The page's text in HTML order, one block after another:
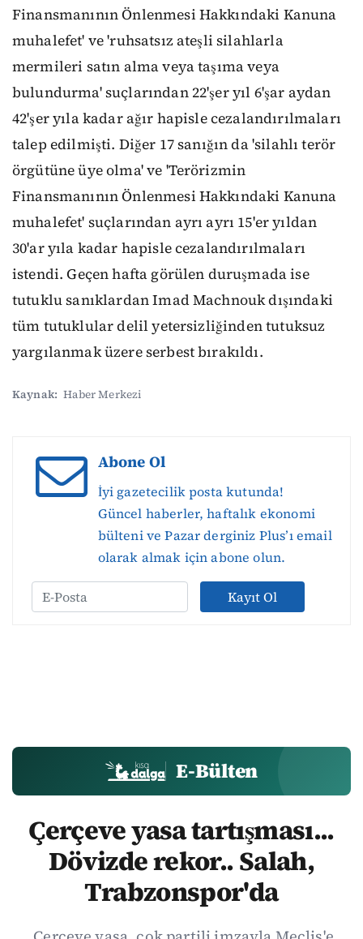
Finansmanının Önlenmesi Hakkındaki Kanuna
muhalefet' ve 'ruhsatsız ateşli silahlarla
mermileri satın alma veya taşıma veya
bulundurma' suçlarından 22'şer yıl 6'şar aydan
42'şer yıla kadar ağır hapisle cezalandırılmaları
talep edilmişti. Diğer 17 sanığın da 'silahlı terör
örgütüne üye olma' ve 'Terörizmin
Finansmanının Önlenmesi Hakkındaki Kanuna
muhalefet' suçlarından ayrı ayrı 15'er yıldan
30'ar yıla kadar hapisle cezalandırılmaları
istendi. Geçen hafta görülen duruşmada ise
tutuklu sanıklardan Imad Machnouk dışındaki
tüm tutuklular delil yetersizliğinden tutuksuz
yargılanmak üzere serbest bırakıldı.
Kaynak: Haber Merkezi
Abone Ol
İyi gazetecilik posta kutunda!
Güncel haberler, haftalık ekonomi
bülteni ve Pazar derginiz Plus’ı email
olarak almak için abone olun.
Kayıt Ol
E-Bülten
Çerçeve yasa tartışması...
Dövizde rekor.. Salah,
Trabzonspor'da